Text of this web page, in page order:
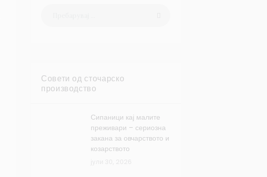
Совети од сточарско
производство
Сипаници кај малите
преживари – сериозна
закана за овчарството и
козарството